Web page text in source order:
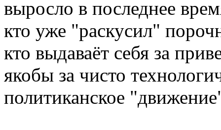
выросло в последнее
кто уже "раскусил"
кто выдаваёт себя за
якобы за чисто
политиканское